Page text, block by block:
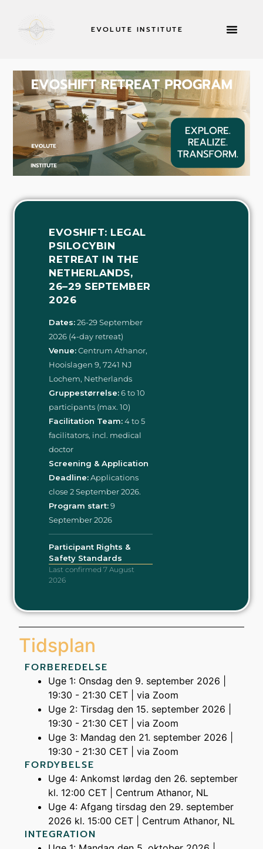
EVOLUTE INSTITUTE
EVOSHIFT: LEGAL
PSILOCYBIN
RETREAT IN THE
NETHERLANDS,
26–29 SEPTEMBER
2026
Dates:26-29 September
2026 (4-day retreat)
Venue:Centrum Athanor,
Hooislagen 9, 7241 NJ
Lochem, Netherlands
Gruppestørrelse:6 to 10
participants (max. 10)
Facilitation Team:4 to 5
facilitators, incl. medical
doctor
Screening & Application
Deadline:Applications
close 2 September 2026.
Program start:9
September 2026
Participant Rights &
Safety Standards
Last confirmed 7 August
2026
Tidsplan
FORBEREDELSE
Uge 1: Onsdag den 9. september 2026 |
19:30 - 21:30 CET | via Zoom
Uge 2: Tirsdag den 15. september 2026 |
19:30 - 21:30 CET | via Zoom
Uge 3: Mandag den 21. september 2026 |
19:30 - 21:30 CET | via Zoom
FORDYBELSE
Uge 4: Ankomst lørdag den 26. september
kl. 12:00 CET | Centrum Athanor, NL
Uge 4: Afgang tirsdag den 29. september
2026 kl. 15:00 CET | Centrum Athanor, NL
INTEGRATION